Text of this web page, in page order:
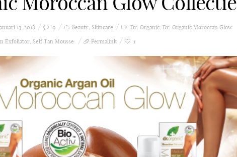
13, 2018 0 Beauty, Skincare Dr. Organic, Dr. Organic Moroccan Glow
Exfoliator, Self Tan Mousse Permalink 1